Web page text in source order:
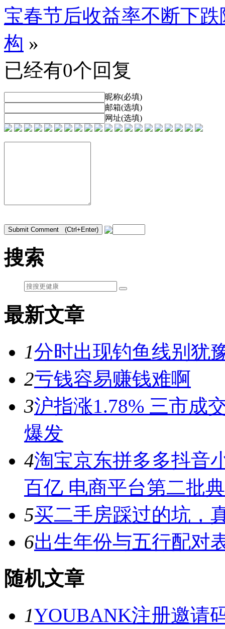
宝春节后收益率不断下
构 »
已经有0个回复
昵称(必填)
邮箱(选填)
网址(选填)
搜索
最新文章
1分时出现钓鱼线别犹
2亏钱容易赚钱难啊
3沪指涨1.78% 三市成
爆发
4淘宝京东拼多多抖音
百亿 电商平台第二批
5买二手房踩过的坑，
6出生年份与五行配对
随机文章
1YOUBANK注册邀请